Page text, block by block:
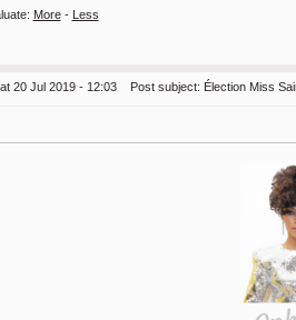
More- Less
20 Jul 2019 - 12:03 Post subject: Élection Miss